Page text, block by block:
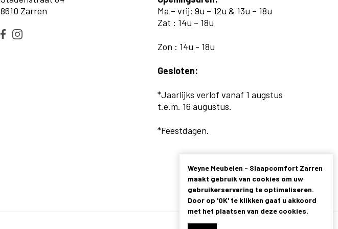
8610 Zarren
Ma – vrij: 9u – 12u & 13u – 18u
Zat : 14u – 18u
Zon : 14u - 18u
Gesloten:
*Jaarlijks verlof vanaf 1 augstus
t.e.m. 16 augustus.
*Feestdagen.
Weyne Meubelen - Slaapcomfort Zarren
maakt gebruik van cookies om uw
gebruikerservaring te optimaliseren.
Door op 'OK' te klikken gaat u akkoord
met het plaatsen van deze cookies.